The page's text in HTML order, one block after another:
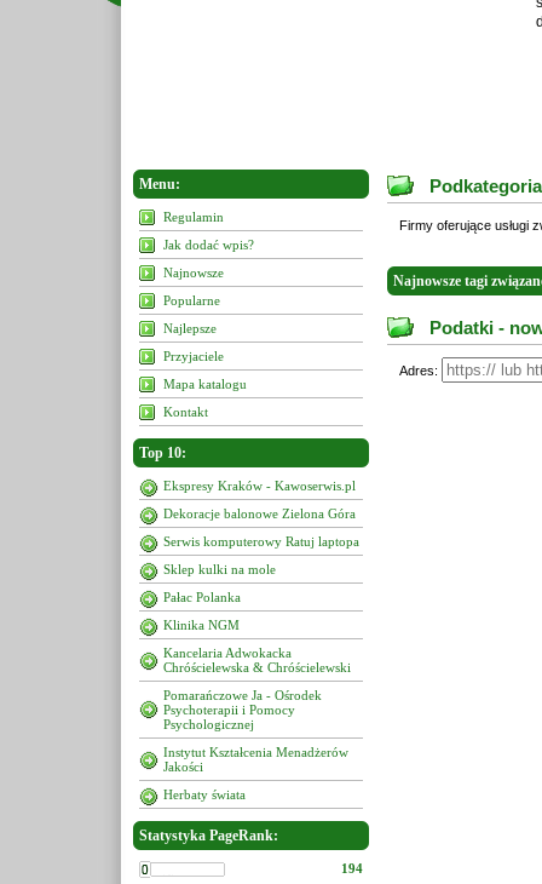
Menu:
Regulamin
Jak dodać wpis?
Najnowsze
Popularne
Najlepsze
Przyjaciele
Mapa katalogu
Kontakt
Top 10:
Ekspresy Kraków - Kawoserwis.pl
Dekoracje balonowe Zielona Góra
Serwis komputerowy Ratuj laptopa
Sklep kulki na mole
Pałac Polanka
Klinika NGM
Kancelaria Adwokacka
Chróścielewska & Chróścielewski
Pomarańczowe Ja - Ośrodek
Psychoterapii i Pomocy
Psychologicznej
Instytut Kształcenia Menadżerów
Jakości
Herbaty świata
Statystyka PageRank:
194
Firmy oferujące usługi
Najnowsze tagi
Podatki -
Adres: